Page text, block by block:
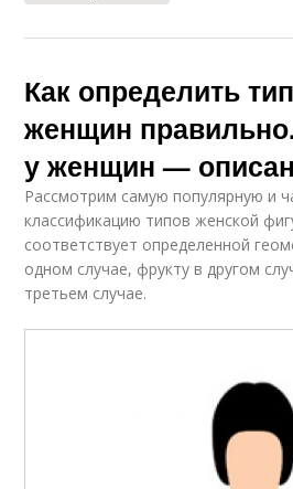
Как определить
женщин
у женщин —
Рассмотрим самую популярную и
классификацию типов женской
соответствует определенной
одном случае, фрукту в другом
третьем случае.